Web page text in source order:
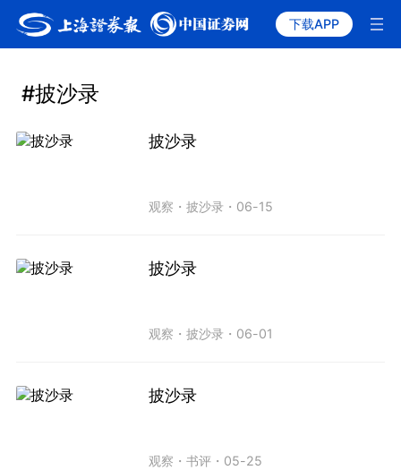
下载APP
#披沙录
披沙录
观察 ・披沙录 ・ 06-15
披沙录
观察 ・披沙录 ・ 06-01
披沙录
观察 ・书评 ・ 05-25